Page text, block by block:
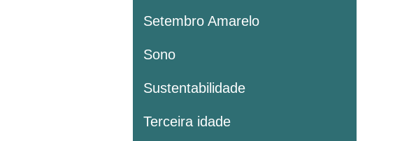
Setembro Amarelo
Sono
Sustentabilidade
Terceira idade